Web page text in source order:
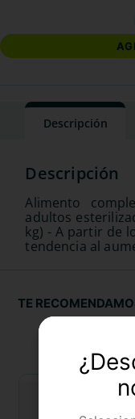
Descripción
Alimento
adultos
kg) - A partir de
tendencia al
TE